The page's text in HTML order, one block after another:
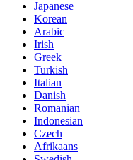
Japanese
Korean
Arabic
Irish
Greek
Turkish
Italian
Danish
Romanian
Indonesian
Czech
Afrikaans